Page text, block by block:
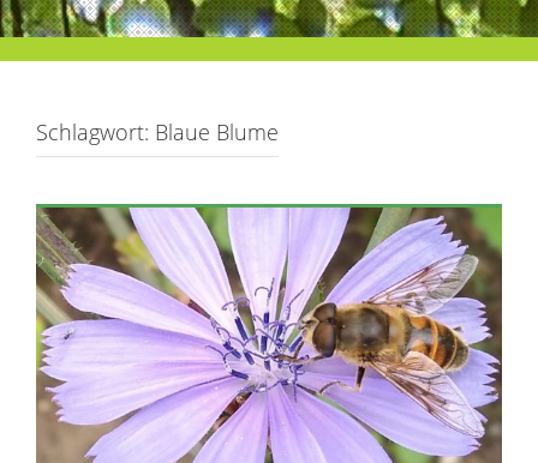
Schlagwort: Blaue Blume